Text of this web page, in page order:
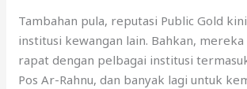
Tambahan pula, reputasi Public Gold
institusi kewangan lain. Bahkan,
rapat dengan pelbagai institusi
Pos Ar-Rahnu, dan banyak lagi untuk